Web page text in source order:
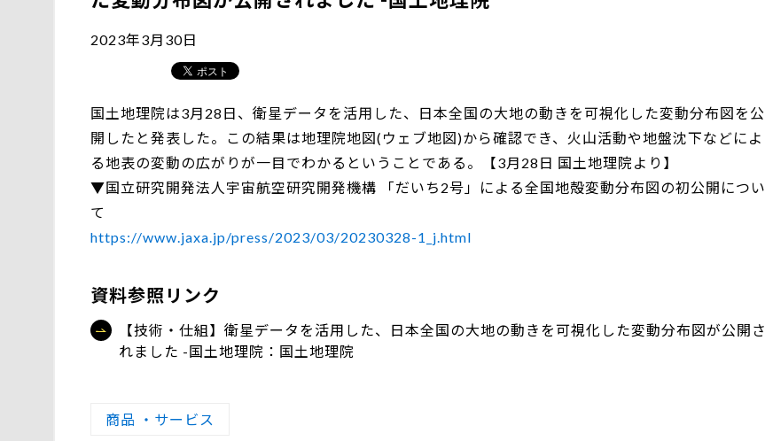
2023年3月30日
国土地理院は3月28日、衛星データを活用した、日本全国の大地の動きを可視化した変動分布図を公
開したと発表した。この結果は地理院地図(ウェブ地図)から確認でき、火山活動や地盤沈下などによ
る地表の変動の広がりが一目でわかるということである。【3月28日 国土地理院より】
▼国立研究開発法人宇宙航空研究開発機構 「だいち2号」による全国地殻変動分布図の初公開につい
て
https://www.jaxa.jp/press/2023/03/20230328-1_j.html
資料参照リンク
【技術・仕組】衛星データを活用した、日本全国の大地の動きを可視化した変動分布図が公開さ
れました -国土地理院：国土地理院
商品 ・サービス